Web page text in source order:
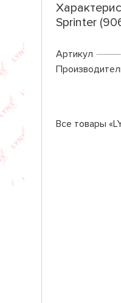
Sprinter
Артикул
Все товары